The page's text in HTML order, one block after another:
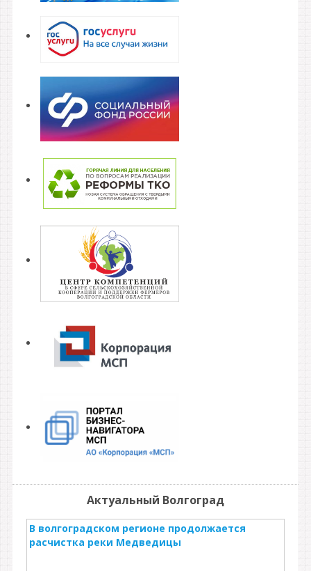
Актуальный Волгоград
В волгоградском регионе продолжается
расчистка реки Медведицы